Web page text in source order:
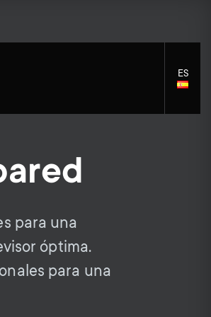
e
c
Soluciones de limpieza
Distribución de señal
Accesorios para brazo de monitor
S
e
Accesorios
ES
para una
óptima.
para una